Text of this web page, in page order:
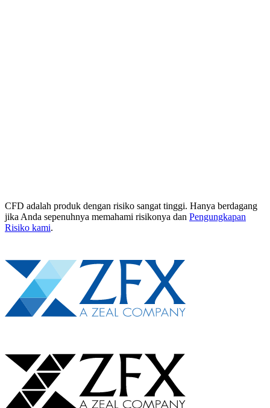
CFD adalah produk dengan risiko sangat tinggi. Hanya berdagang
jika Anda sepenuhnya memahami risikonya dan Pengungkapan
Risiko kami.